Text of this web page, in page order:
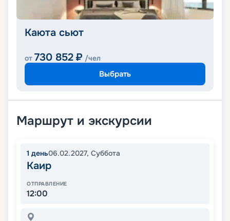
Каюта сьют
от 730 852 ₽ /чел
Выбрать
Маршрут и экскурсии
1 день06.02.2027, Суббота
Каир
ОТПРАВЛЕНИЕ
12:00